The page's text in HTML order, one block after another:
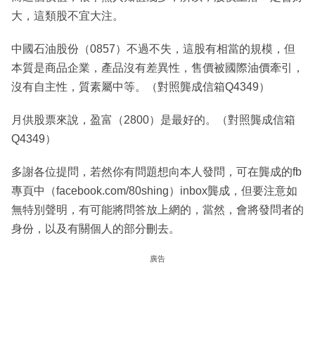
大，這類股不宜大注。
中國石油股份（0857）不過不失，這股有相當的規模，但
本質是商品企業，產品沒有差異性，售價被國際油價牽引，
沒有自主性，質素屬中等。（對照龔成信箱Q4349）
月供股票來說，盈富（2800）是最好的。（對照龔成信箱
Q4349）
多謝各位提問，若然你有問題想向本人發問，可在龔成的fb
專頁中（facebook.com/80shing）inbox龔成，但要注意如
無特別聲明，有可能將問答放上網的，當然，會將發問者的
身份，以及有關個人的部分刪去。
廣告